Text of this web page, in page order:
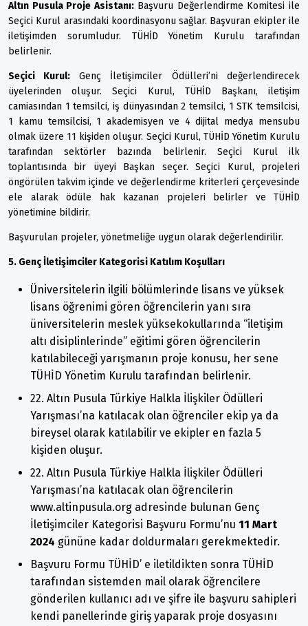
Altın Pusula Proje Asistanı: Başvuru Değerlendirme Komitesi ile
Seçici Kurul arasındaki koordinasyonu sağlar. Başvuran ekipler ile
iletişimden sorumludur. TÜHİD Yönetim Kurulu tarafından
belirlenir.
Seçici Kurul: Genç İletişimciler Ödülleri’ni değerlendirecek
üyelerinden oluşur. Seçici Kurul, TÜHİD Başkanı, iletişim
camiasından 1 temsilci, iş dünyasından 2 temsilci, 1 STK temsilcisi,
1 kamu temsilcisi, 1 akademisyen ve 4 dijital medya mensubu
olmak üzere 11 kişiden oluşur. Seçici Kurul, TÜHİD Yönetim Kurulu
tarafından sektörler bazında belirlenir. Seçici Kurul ilk
toplantısında bir üyeyi Başkan seçer. Seçici Kurul, projeleri
öngörülen takvim içinde ve değerlendirme kriterleri çerçevesinde
ele alarak ödüle hak kazanan projeleri belirler ve TÜHİD
yönetimine bildirir.
Başvurulan projeler, yönetmeliğe uygun olarak değerlendirilir.
5. Genç İletişimciler Kategorisi Katılım Koşulları
Üniversitelerin ilgili bölümlerinde lisans ve yüksek
lisans öğrenimi gören öğrencilerin yanı sıra
üniversitelerin meslek yüksekokullarında “iletişim
altı disiplinlerinde” eğitimi gören öğrencilerin
katılabileceği yarışmanın proje konusu, her sene
TÜHİD Yönetim Kurulu tarafından belirlenir.
22. Altın Pusula Türkiye Halkla İlişkiler Ödülleri
Yarışması’na katılacak olan öğrenciler ekip ya da
bireysel olarak katılabilir ve ekipler en fazla 5
kişiden oluşur.
22. Altın Pusula Türkiye Halkla İlişkiler Ödülleri
Yarışması’na katılacak olan öğrencilerin
www.altinpusula.org adresinde bulunan Genç
İletişimciler Kategorisi Başvuru Formu’nu 11 Mart
2024 gününe kadar doldurmaları gerekmektedir.
Başvuru Formu TÜHİD’ e iletildikten sonra TÜHİD
tarafından sistemden mail olarak öğrencilere
gönderilen kullanıcı adı ve şifre ile başvuru sahipleri
kendi panellerinde giriş yaparak proje dosyasını